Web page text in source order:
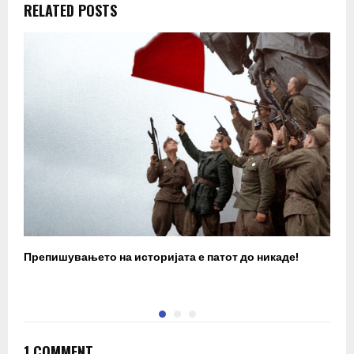
RELATED POSTS
Препишувањето на историјата е патот до никаде!